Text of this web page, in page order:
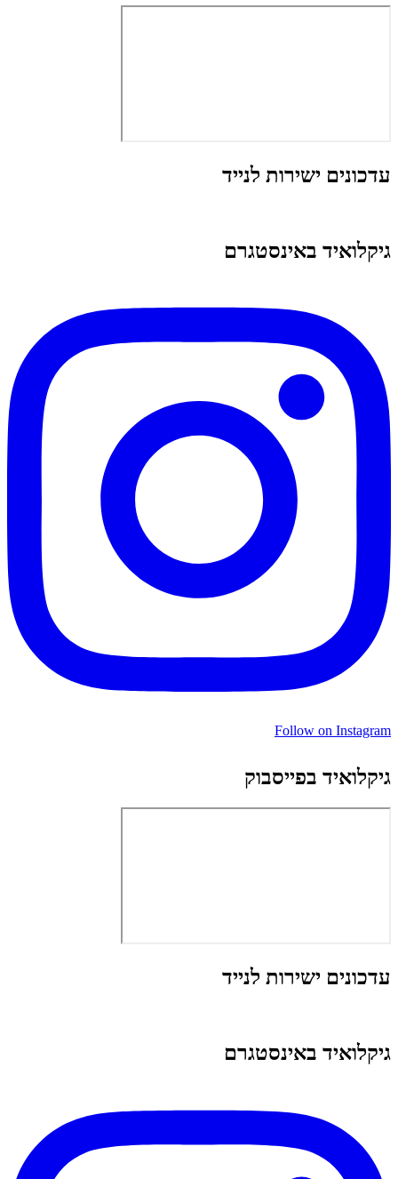
עדכונים ישירות לנייד
גיקלואיד באינסטגרם
Follow on Instagram
גיקלואיד בפייסבוק
עדכונים ישירות לנייד
גיקלואיד באינסטגרם